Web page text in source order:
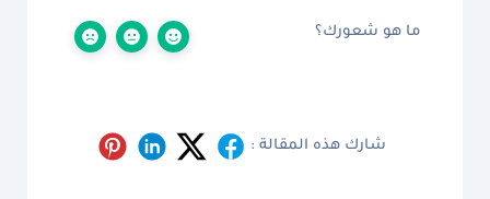
ما هو شعورك؟
شارك هذه المقالة :